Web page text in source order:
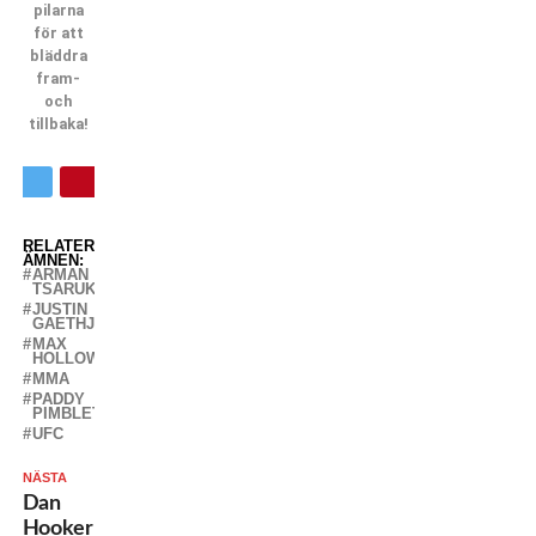
pilarna
för att
bläddra
fram-
och
tillbaka!
RELATERADE
ÄMNEN:
ARMAN
TSARUKYAN
JUSTIN
GAETHJE
MAX
HOLLOWAY
MMA
PADDY
PIMBLETT
UFC
NÄSTA
Dan
Hooker